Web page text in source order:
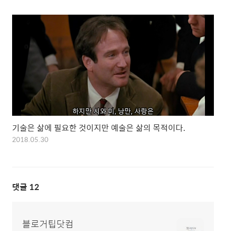
기술은 삶에 필요한 것이지만 예술은 삶의 목적이다.
2018.05.30
댓글 12
블로거팁닷컴